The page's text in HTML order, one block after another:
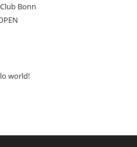
Bonn
world!